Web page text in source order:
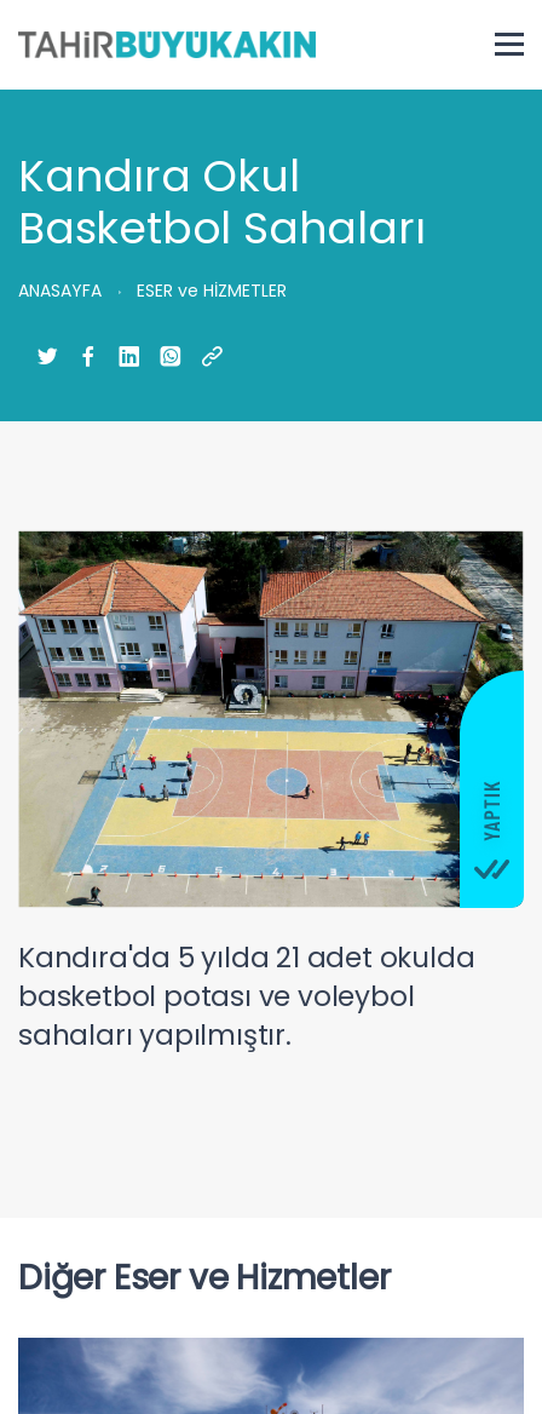
Kandıra Okul
Basketbol Sahaları
ANASAYFA ESER ve HİZMETLER
Kandıra'da 5 yılda 21 adet okulda
basketbol potası ve voleybol
sahaları yapılmıştır.
Diğer Eser ve Hizmetler